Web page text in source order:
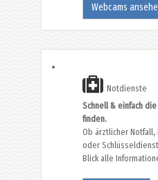
Webcams
Notdienste
Schnell & einfach
finden.
Ob ärztlicher
oder
Blick alle